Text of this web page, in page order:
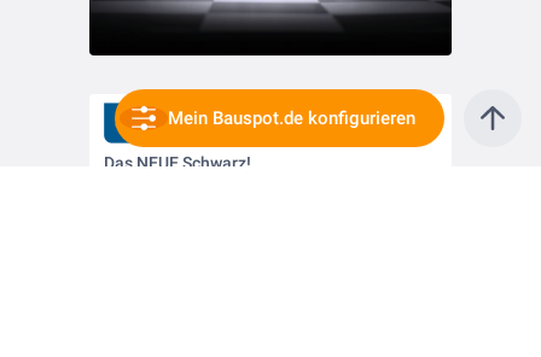
vor 4 Jahren
Das NEUE Schwarz!
Mein Bauspot.de konfigurieren